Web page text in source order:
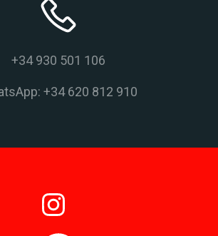
+34 930 501 106
+34 620 812 910